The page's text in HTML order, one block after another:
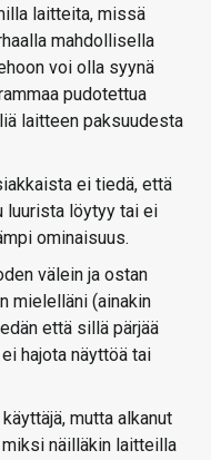
laitteita, missä
mahdollisella
voi olla syynä
pudotettua
laitteen paksuudesta
ei tiedä, että
luurista löytyy tai ei
ominaisuus.
välein ja ostan
mielelläni (ainakin
että sillä pärjää
hajota näyttöä tai
mutta alkanut
näilläkin laitteilla